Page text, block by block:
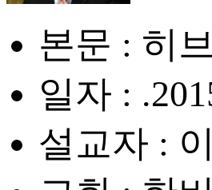
본문 : 히
일자 :
설교자 :